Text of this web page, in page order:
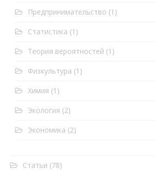
Предпринимательство (1)
Статистика (1)
Теория вероятностей (1)
Физкультура (1)
Химия (1)
Экология (2)
Экономика (2)
Статьи (78)